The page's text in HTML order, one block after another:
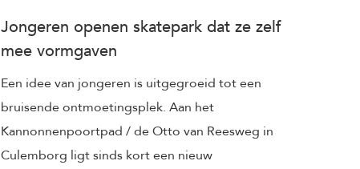
Jongeren openen skatepark dat ze zelf
mee vormgaven
Een idee van jongeren is uitgegroeid tot een
bruisende ontmoetingsplek. Aan het
Kannonnenpoortpad / de Otto van Reesweg in
Culemborg ligt sinds kort een nieuw